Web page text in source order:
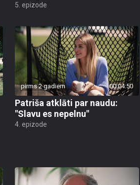
5. epizode
pirms 2 gadiem 00:04:50
Patriša atklāti par naudu:
"Slavu es nepelnu"
4. epizode